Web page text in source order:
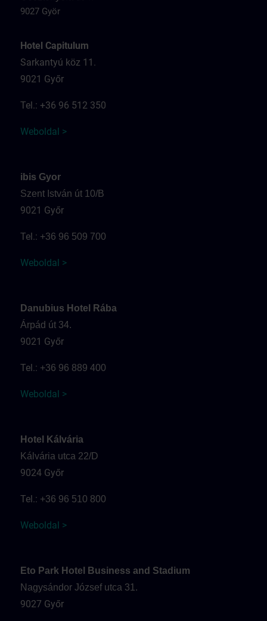
9027 Györ
Hotel Capitulum
Sarkantyú köz 11.
9021 Győr
Tel.: +36 96 512 350
Weboldal >
ibis Gyor
Szent István út 10/B
9021 Győr
Tel.: +36 96 509 700
Weboldal >
Danubius Hotel Rába
Árpád út 34.
9021 Győr
Tel.: +36 96 889 400
Weboldal >
Hotel Kálvária
Kálvária utca 22/D
9024 Győr
Tel.: +36 96 510 800
Weboldal >
Eto Park Hotel Business and Stadium
Nagysándor József utca 31.
9027 Győr